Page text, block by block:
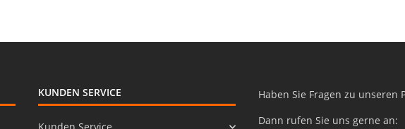
KUNDEN SERVICE
Haben Sie Fragen zu unseren
Dann rufen Sie uns gerne an: